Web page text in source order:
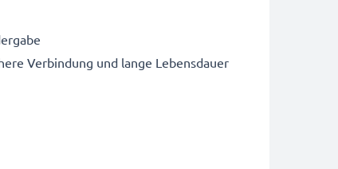
Verbindung und lange Lebensdauer